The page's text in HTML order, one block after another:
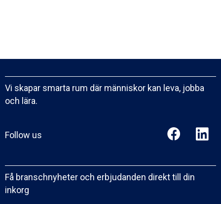
Vi skapar smarta rum där människor kan leva, jobba
och lära.
Follow us
Få branschnyheter och erbjudanden direkt till din
inkorg